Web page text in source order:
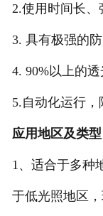
2.使用时间长、
3. 具有极强的
4. 90%以上的
5.自动化运行
应用地区及类型
1、适合于多种
于低光照地区